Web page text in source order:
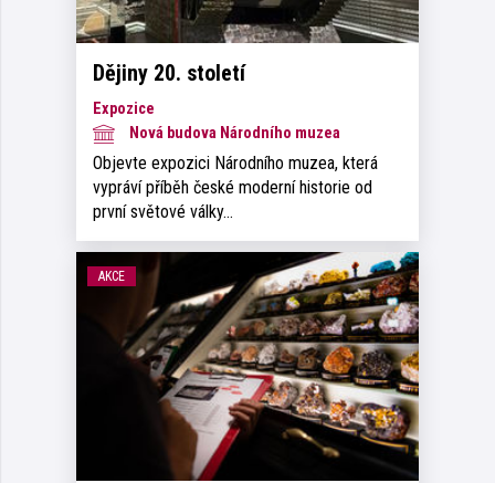
Dějiny 20. století
Expozice
Nová budova Národního muzea
Objevte expozici Národního muzea, která
vypráví příběh české moderní historie od
první světové války…
AKCE